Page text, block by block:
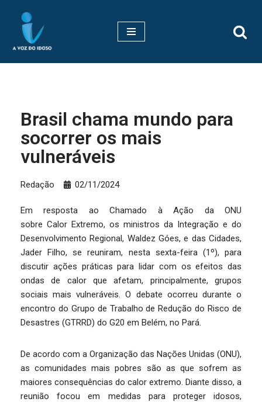
Pular
para
Brasil chama mundo para
socorrer os mais
vulneráveis
Redação 02/11/2024
Em resposta ao Chamado à Ação da ONU
sobre Calor Extremo, os ministros da Integração e do
Desenvolvimento Regional, Waldez Góes, e das Cidades,
Jader Filho, se reuniram, nesta sexta-feira (1º), para
discutir ações práticas para lidar com os efeitos das
ondas de calor que afetam, principalmente, grupos
sociais mais vulneráveis. O debate ocorreu durante o
encontro do Grupo de Trabalho de Redução do Risco de
Desastres (GTRRD) do G20 em Belém, no Pará.
De acordo com a Organização das Nações Unidas (ONU),
as comunidades mais pobres são as que sofrem as
maiores consequências do calor extremo. Diante disso, a
reunião focou em medidas para proteger idosos,